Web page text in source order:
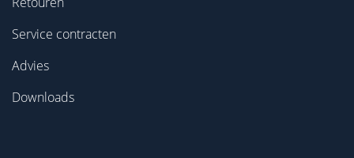
Service contracten
Advies
Downloads